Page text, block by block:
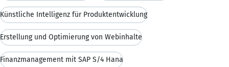
Künstliche Intelligenz für Produktentwicklung
Erstellung und Optimierung von Webinhalte
Finanzmanagement mit SAP S/4 Hana